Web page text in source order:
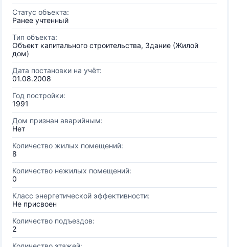
Статус объекта:
Ранее учтенный
Тип объекта:
Объект капитального строительства, Здание (Жилой
дом)
Дата постановки на учёт:
01.08.2008
Год постройки:
1991
Дом признан аварийным:
Нет
Количество жилых помещений:
8
Количество нежилых помещений:
0
Класс энергетической эффективности:
Не присвоен
Количество подъездов:
2